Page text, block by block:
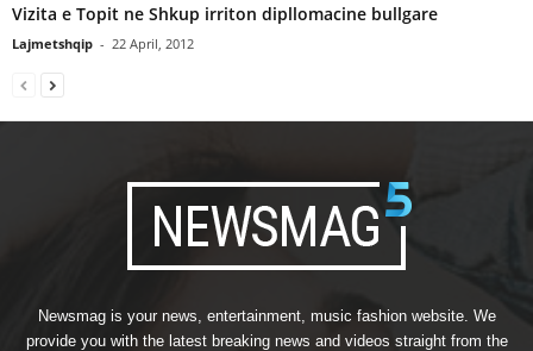
Vizita e Topit ne Shkup irriton dipllomacine bullgare
Lajmetshqip - 22 April, 2012
Newsmag is your news, entertainment, music fashion website. We
provide you with the latest breaking news and videos straight from the